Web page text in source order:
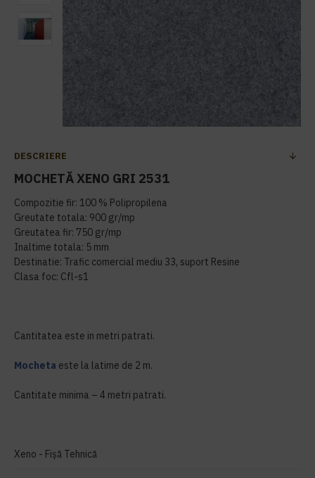
DESCRIERE
MOCHETĂ XENO GRI 2531
Compozitie fir: 100 % Polipropilena
Greutate totala: 900 gr/mp
Greutatea fir: 750 gr/mp
Inaltime totala: 5 mm
Destinatie: Trafic comercial mediu 33, suport Resine
Clasa foc: Cfl-s1
Cantitatea este in metri patrati.
Mocheta este la latime de 2 m.
Cantitate minima – 4 metri patrati.
Xeno - Fișă Tehnică